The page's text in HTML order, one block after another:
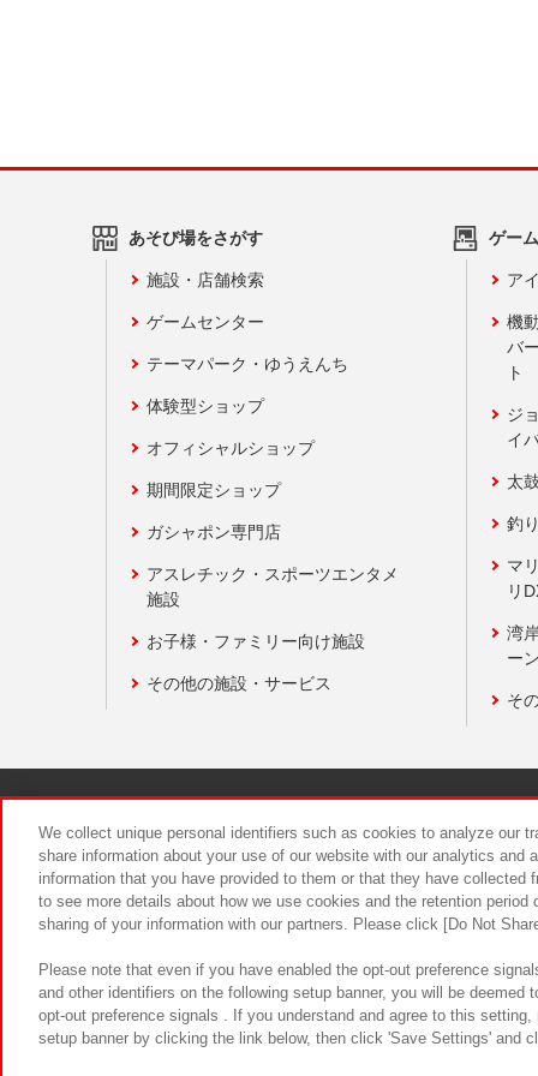
あそび場をさがす
施設・店舗検索
ゲームセンター
テーマパーク・ゆうえんち
体験型ショップ
オフィシャルショップ
期間限定ショップ
ガシャポン専門店
アスレチック・スポーツエンタメ
施設
お子様・ファミリー向け施設
その他の施設・サービス
ゲー
ア
機
バ
ト
ジ
イ
太
釣
マ
リ
湾
ー
そ
食品のご
We collect unique personal identifiers such as cookies to analyze our
share information about your use of our website with our analytics and
information that you have provided to them or that they have
to see more details about how we use cookies and the retention
sharing of your information with our partners. Please click [Do Not
Please note that even if you have enabled the opt-out preference
and other identifiers on the following setup banner, you will be
opt-out preference signals . If you understand and agree to this
setup banner by clicking the link below, then click 'Save Settings' and